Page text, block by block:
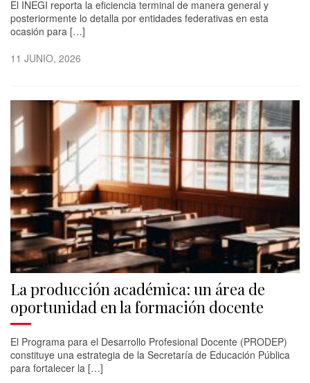
El INEGI reporta la eficiencia terminal de manera general y
posteriormente lo detalla por entidades federativas en esta
ocasión para […]
11 JUNIO, 2026
La producción académica: un área de
oportunidad en la formación docente
El Programa para el Desarrollo Profesional Docente (PRODEP)
constituye una estrategia de la Secretaría de Educación Pública
para fortalecer la […]